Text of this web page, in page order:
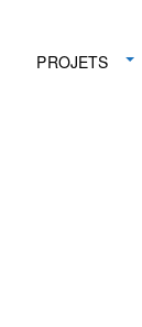
PROJETS